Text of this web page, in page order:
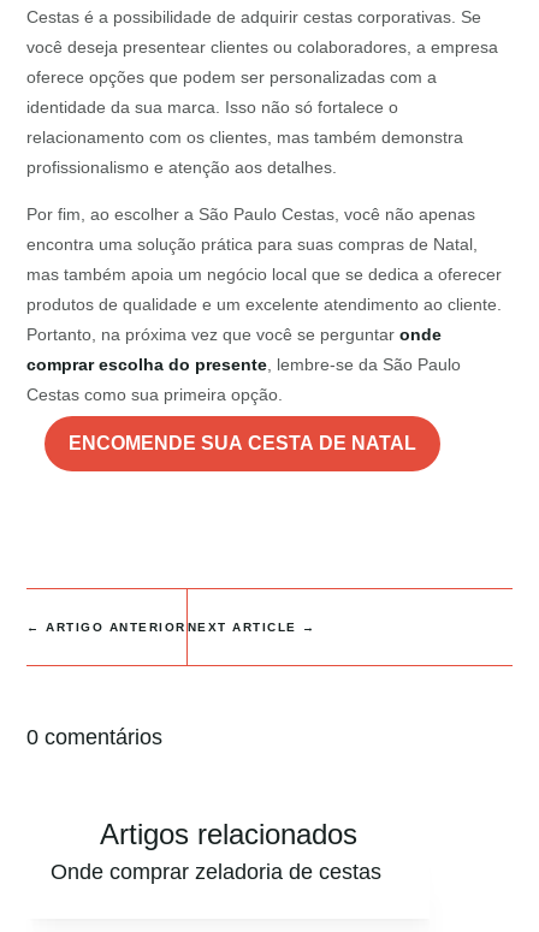
Cestas é a possibilidade de adquirir cestas corporativas. Se
você deseja presentear clientes ou colaboradores, a empresa
oferece opções que podem ser personalizadas com a
identidade da sua marca. Isso não só fortalece o
relacionamento com os clientes, mas também demonstra
profissionalismo e atenção aos detalhes.
Por fim, ao escolher a São Paulo Cestas, você não apenas
encontra uma solução prática para suas compras de Natal,
mas também apoia um negócio local que se dedica a oferecer
produtos de qualidade e um excelente atendimento ao cliente.
Portanto, na próxima vez que você se perguntaronde
comprar escolha do presente , lembre-se da São Paulo
Cestas como sua primeira opção.
ENCOMENDE SUA CESTA DE NATAL
←ARTIGO ANTERIOR NEXT ARTICLE →
0 comentários
Artigos relacionados
Onde comprar zeladoria de cestas